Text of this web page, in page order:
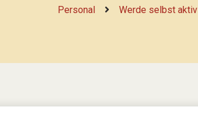
Personal Werde selbst aktiv